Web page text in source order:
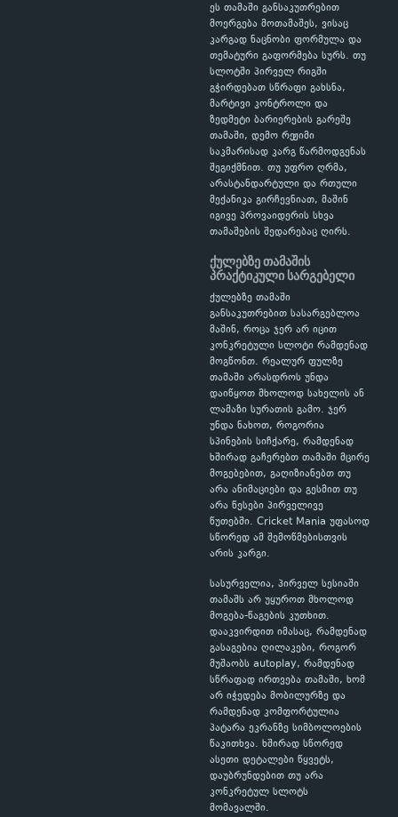
ეს თამაში განსაკუთრებით
მოერგება მოთამაშეს, ვისაც
კარგად ნაცნობი ფორმულა და
თემატური გაფორმება სურს. თუ
სლოტში პირველ რიგში
გჭირდებათ სწრაფი გახსნა,
მარტივი კონტროლი და
ზედმეტი ბარიერების გარეშე
თამაში, დემო რეჟიმი
საკმარისად კარგ წარმოდგენას
შეგიქმნით. თუ უფრო ღრმა,
არასტანდარტული და რთული
მექანიკა გირჩევნიათ, მაშინ
იგივე პროვაიდერის სხვა
თამაშების შედარებაც ღირს.
ქულებზე თამაშის
პრაქტიკული სარგებელი
ქულებზე თამაში
განსაკუთრებით სასარგებლოა
მაშინ, როცა ჯერ არ იცით
კონკრეტული სლოტი რამდენად
მოგწონთ. რეალურ ფულზე
თამაში არასდროს უნდა
დაიწყოთ მხოლოდ სახელის ან
ლამაზი სურათის გამო. ჯერ
უნდა ნახოთ, როგორია
სპინების სიჩქარე, რამდენად
ხშირად გაჩერებთ თამაში მცირე
მოგებებით, გაღიზიანებთ თუ
არა ანიმაციები და გესმით თუ
არა წესები პირველივე
წუთებში. Cricket Mania უფასოდ
სწორედ ამ შემოწმებისთვის
არის კარგი.
სასურველია, პირველ სესიაში
თამაშს არ უყუროთ მხოლოდ
მოგება-წაგების კუთხით.
დააკვირდით იმასაც, რამდენად
გასაგებია ღილაკები, როგორ
მუშაობს autoplay, რამდენად
სწრაფად ირთვება თამაში, ხომ
არ იჭედება მობილურზე და
რამდენად კომფორტულია
პატარა ეკრანზე სიმბოლოების
წაკითხვა. ხშირად სწორედ
ასეთი დეტალები წყვეტს,
დაუბრუნდებით თუ არა
კონკრეტულ სლოტს
მომავალში.